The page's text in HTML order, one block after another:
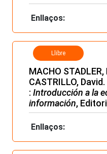
Enllaços:
Llibre
MACHO
CASTRILLO,
: Introducción a la
información,
Enllaços: